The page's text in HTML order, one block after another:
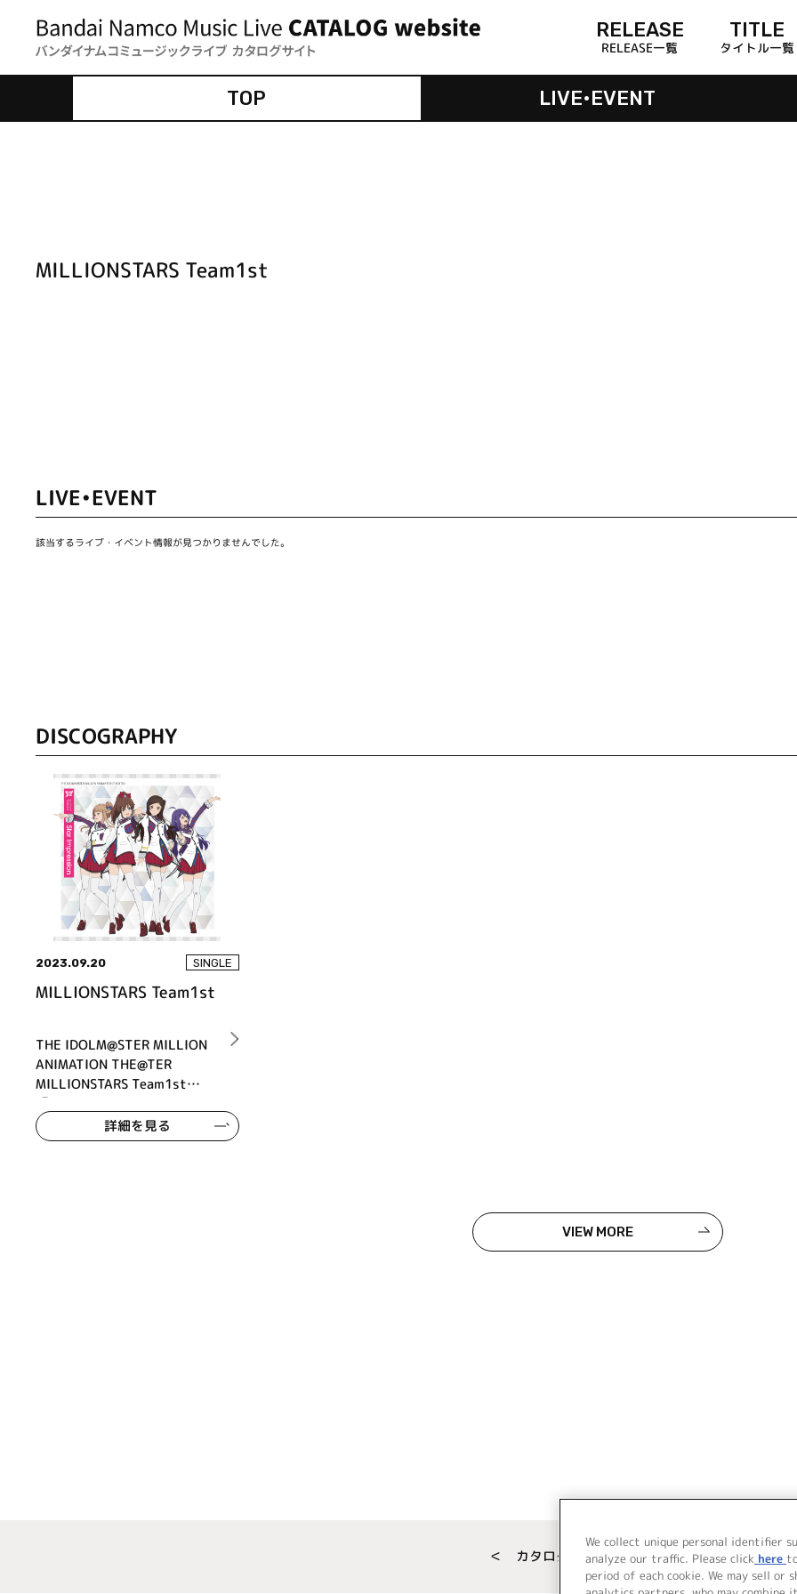
RELEASE
RELEASE一覧
TITLE
タイトル一覧
TOP LIVE•EVENT
MILLIONSTARS Team1st
LIVE•EVENT
該当するライブ・イベント情報が見つかりませんでした。
DISCOGRAPHY
2023.09.20 SINGLE
MILLIONSTARS Team1st
THE IDOLM@STER MILLION
ANIMATION THE@TER
MILLIONSTARS Team1st
『Star Impression』
詳細を見る
VIEW MORE
＜ カタログサイト トップページへ
We collect unique personal identifier
analyze our traffic. Please click here
period of each cookie. We may sell